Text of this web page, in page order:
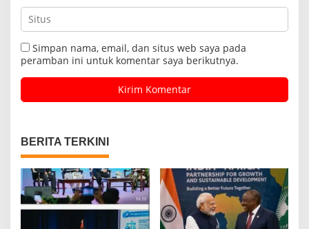
Simpan nama, email, dan situs web saya pada
peramban ini untuk komentar saya berikutnya.
BERITA TERKINI